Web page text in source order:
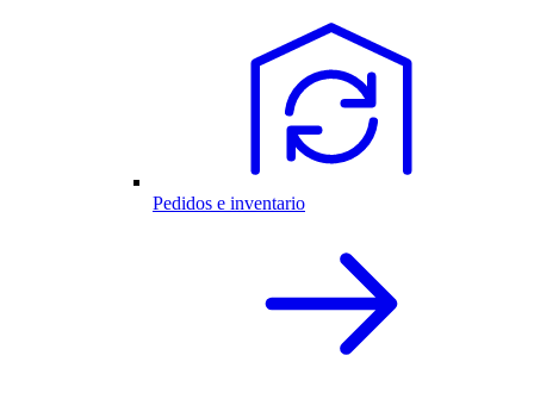
Pedidos e inventario